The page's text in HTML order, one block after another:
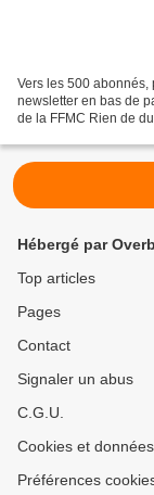
Vers les 500 abonnés,
newsletter en bas de
de la FFMC Rien de
Hébergé par
Top articles
Pages
Contact
Signaler un abus
C.G.U.
Cookies et
Préférences